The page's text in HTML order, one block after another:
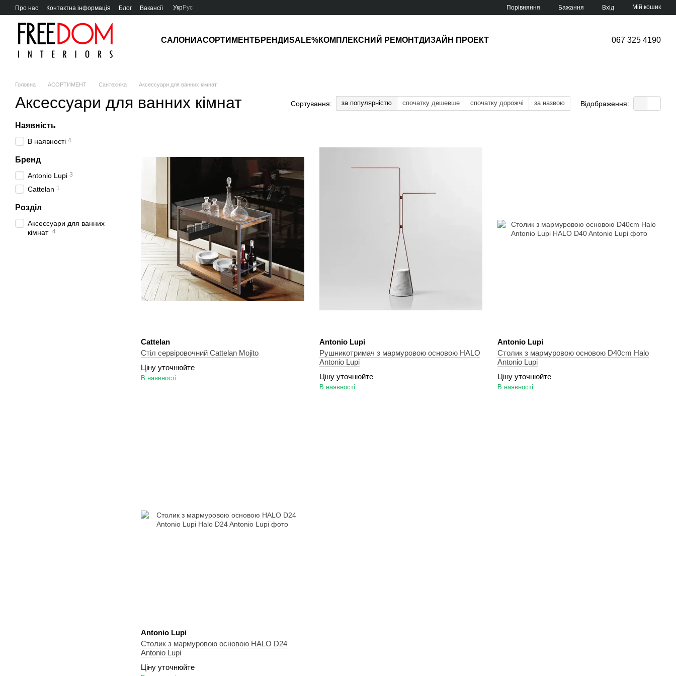
Перейти до основного контенту
Про нас Контактна інформація Блог Вакансії УкрРус Порівняння Бажання Вхід Мій кошик
САЛОНИАСОРТИМЕНТБРЕНДИSALE%КОМПЛЕКСНИЙ РЕМОНТДИЗАЙН ПРОЕКТ 067 325 4190
Головна АСОРТИМЕНТ Сантехніка Аксессуари для ванних кімнат
Аксессуари для ванних кімнат Сортування: за популярністю спочатку дешевше спочатку дорожчі за назвою Відображення:
Cattelan
Стіл сервіровочний Cattelan Mojito
Ціну уточнюйте
В наявності
Antonio Lupi
Рушникотримач з мармуровою основою HALO
Antonio Lupi
Ціну уточнюйте
В наявності
Antonio Lupi
Столик з мармуровою основою D40cm Halo
Antonio Lupi
Ціну уточнюйте
В наявності
Antonio Lupi
Столик з мармуровою основою HALO D24
Antonio Lupi
Ціну уточнюйте
Наявність
В наявності 4
Бренд
Antonio Lupi 3
Cattelan 1
Розділ
Аксессуари для ванних
кімнат 4